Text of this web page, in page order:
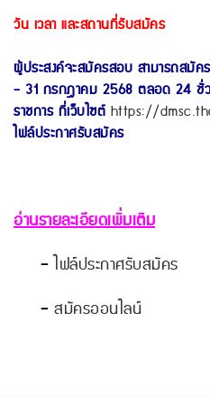
วัน เวลา และสถานที่รับสมัคร
ผู้ประสงค์จะสมัครสอบ สามารถสมัค
- 31 กรกฎาคม 2568 ตลอด 24 ชั่ว
ราชการ ที่เว็บไซต์ https://
ไฟล์ประกาศรับสมัคร
อ่านรายละเอียดเพิ่มเติม
-ไฟล์ประกาศรับสมัคร
- สมัครออนไลน์